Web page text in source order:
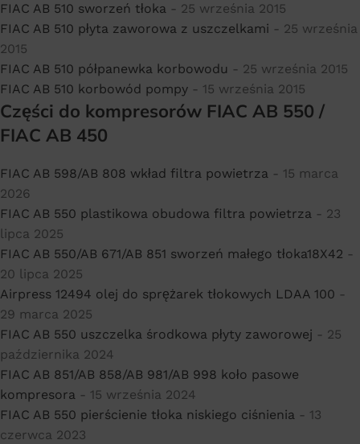
FIAC AB 510 sworzeń tłoka - 25 września 2015
FIAC AB 510 płyta zaworowa z uszczelkami - 25 września
2015
FIAC AB 510 półpanewka korbowodu - 25 września 2015
FIAC AB 510 korbowód pompy - 15 września 2015
Części do kompresorów FIAC AB 550 /
FIAC AB 450
FIAC AB 598/AB 808 wkład filtra powietrza - 15 marca
2026
FIAC AB 550 plastikowa obudowa filtra powietrza - 23
lipca 2025
FIAC AB 550/AB 671/AB 851 sworzeń małego tłoka18X42 -
20 lipca 2025
Airpress 12494 olej do sprężarek tłokowych LDAA 100 -
29 marca 2025
FIAC AB 550 uszczelka środkowa płyty zaworowej - 25
października 2024
FIAC AB 851/AB 858/AB 981/AB 998 koło pasowe
kompresora - 15 września 2024
FIAC AB 550 pierścienie tłoka niskiego ciśnienia - 13
czerwca 2023